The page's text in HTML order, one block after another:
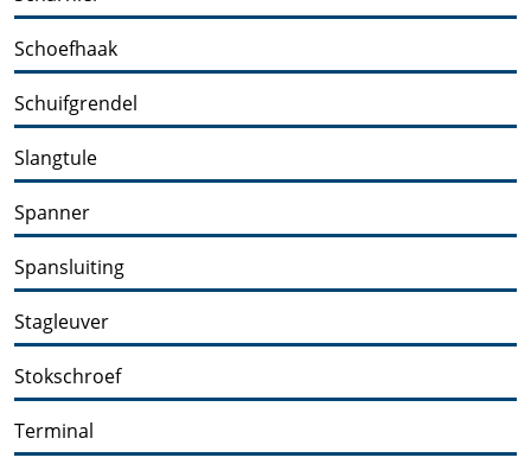
Schoefhaak
Schuifgrendel
Slangtule
Spanner
Spansluiting
Stagleuver
Stokschroef
Terminal